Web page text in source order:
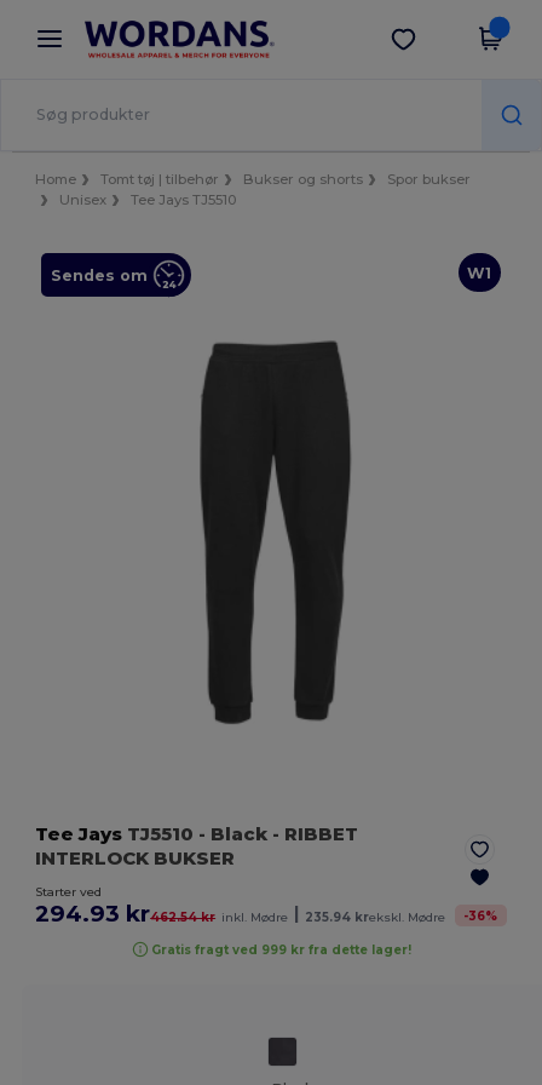
× Wordans-app
Bedre priser i appen!
Hent app
Home Tomt tøj | tilbehør Bukser og shorts
Spor bukser
Unisex
Tee Jays TJ5510
W1
Sendes om
Tee Jays TJ5510 - Black - RIBBET
INTERLOCK BUKSER
Starter ved
294.93 kr462.54 kr inkl. Mødre 235.94 krekskl. Mødre -36%
Gratis fragt ved 999 kr fra dette lager!